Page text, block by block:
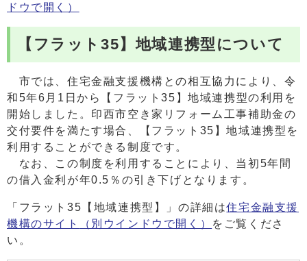
ドウで開く）
【フラット35】地域連携型について
市では、住宅金融支援機構との相互協力により、令
和5年6月1日から【フラット35】地域連携型の利用を
開始しました。印西市空き家リフォーム工事補助金の
交付要件を満たす場合、【フラット35】地域連携型を
利用することができる制度です。
なお、この制度を利用することにより、当初5年間
の借入金利が年0.5％の引き下げとなります。
「フラット35【地域連携型】」の詳細は住宅金融支援
機構のサイト
（別ウインドウで開く）
をご覧くださ
い。